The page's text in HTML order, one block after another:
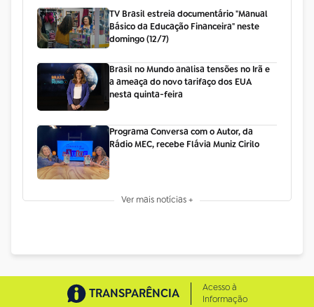
TV Brasil estreia documentário "Manual
Básico da Educação Financeira" neste
domingo (12/7)
Brasil no Mundo analisa tensões no Irã e
a ameaça do novo tarifaço dos EUA
nesta quinta-feira
Programa Conversa com o Autor, da
Rádio MEC, recebe Flávia Muniz Cirilo
Ver mais notícias +
TRANSPARÊNCIA
Acesso à
Informação